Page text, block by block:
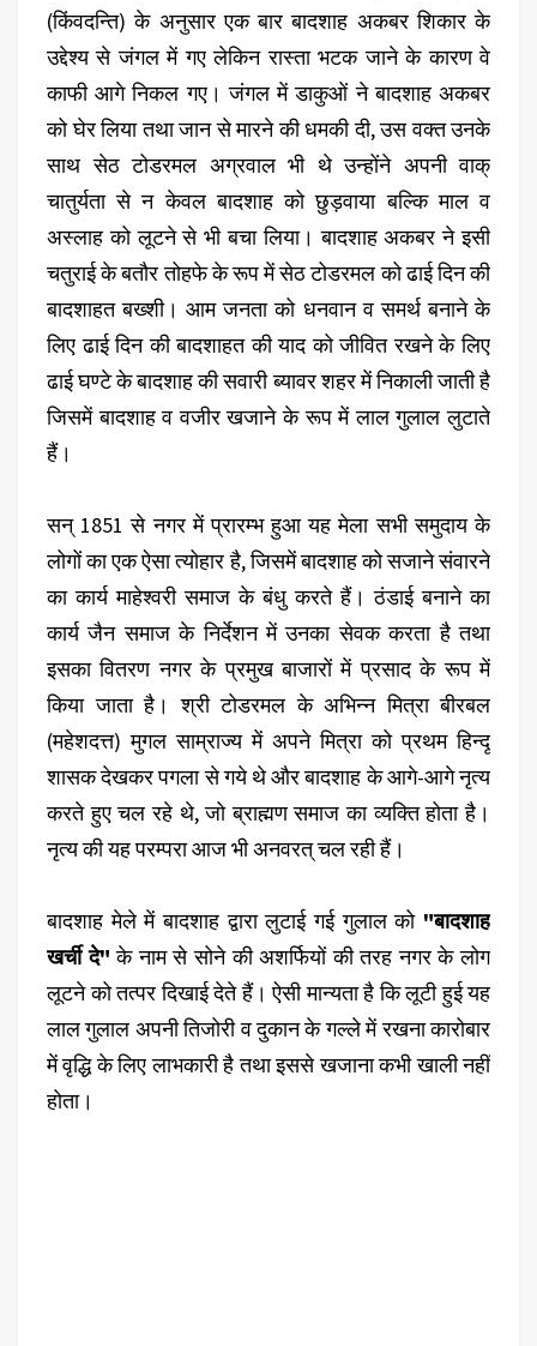
(किंवदन्ति) के अनुसार एक बार बादशाह अकबर शिकार के
उद्देश्य से जंगल में गए लेकिन रास्ता भटक जाने के कारण वे
काफी आगे निकल गए। जंगल में डाकुओं ने बादशाह अकबर
को घेर लिया तथा जान से मारने की धमकी दी, उस वक्त उनके
साथ सेठ टोडरमल अग्रवाल भी थे उन्होंने अपनी वाक्
चातुर्यता से न केवल बादशाह को छुड़वाया बल्कि माल व
अस्लाह को लूटने से भी बचा लिया। बादशाह अकबर ने इसी
चतुराई के बतौर तोहफे के रूप में सेठ टोडरमल को ढाई दिन की
बादशाहत बख्शी। आम जनता को धनवान व समर्थ बनाने के
लिए ढाई दिन की बादशाहत की याद को जीवित रखने के लिए
ढाई घण्टे के बादशाह की सवारी ब्यावर शहर में निकाली जाती है
जिसमें बादशाह व वजीर खजाने के रूप में लाल गुलाल लुटाते
हैं।
सन् 1851 से नगर में प्रारम्भ हुआ यह मेला सभी समुदाय के
लोगों का एक ऐसा त्योहार है, जिसमें बादशाह को सजाने संवारने
का कार्य माहेश्वरी समाज के बंधु करते हैं। ठंडाई बनाने का
कार्य जैन समाज के निर्देशन में उनका सेवक करता है तथा
इसका वितरण नगर के प्रमुख बाजारों में प्रसाद के रूप में
किया जाता है। श्री टोडरमल के अभिन्न मित्रा बीरबल
(महेशदत्त) मुगल साम्राज्य में अपने मित्रा को प्रथम हिन्दू
शासक देखकर पगला से गये थे और बादशाह के आगे-आगे नृत्य
करते हुए चल रहे थे, जो ब्राह्मण समाज का व्यक्ति होता है।
नृत्य की यह परम्परा आज भी अनवरत् चल रही हैं।
बादशाह मेले में बादशाह द्वारा लुटाई गई गुलाल को "बादशाह
खर्ची दे" के नाम से सोने की अशर्फियों की तरह नगर के लोग
लूटने को तत्पर दिखाई देते हैं। ऐसी मान्यता है कि लूटी हुई यह
लाल गुलाल अपनी तिजोरी व दुकान के गल्ले में रखना कारोबार
में वृद्धि के लिए लाभकारी है तथा इससे खजाना कभी खाली नहीं
होता।